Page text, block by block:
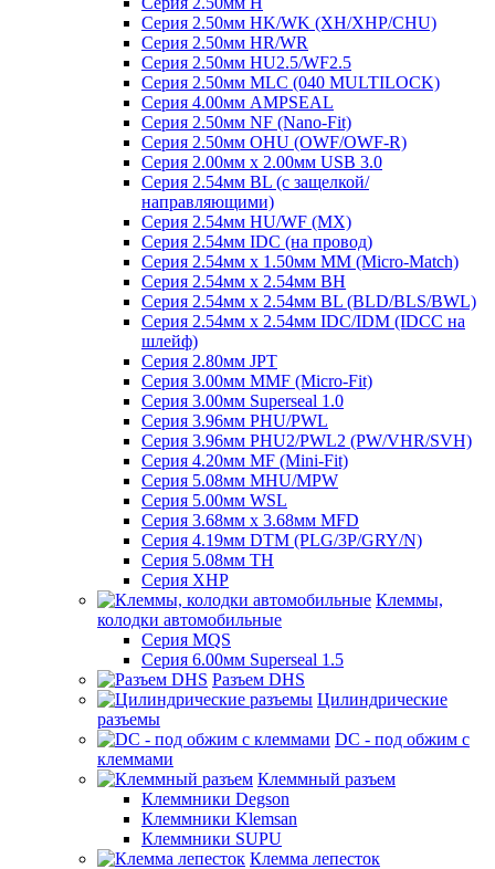
Серия 2.50мм HK/WK (XH/XHP/CHU)
Серия 2.50мм HR/WR
Серия 2.50мм HU2.5/WF2.5
Серия 2.50мм MLC (040 MULTILOCK)
Серия 4.00мм AMPSEAL
Серия 2.50мм NF (Nano-Fit)
Серия 2.50мм OHU (OWF/OWF-R)
Серия 2.00мм x 2.00мм USB 3.0
Серия 2.54мм BL (с защелкой/
направляющими)
Серия 2.54мм HU/WF (MX)
Серия 2.54мм IDC (на провод)
Серия 2.54мм х 1.50мм MM (Micro-Match)
Серия 2.54мм х 2.54мм BH
Серия 2.54мм х 2.54мм BL (BLD/BLS/BWL)
Серия 2.54мм х 2.54мм IDC/IDM (IDCC на
шлейф)
Серия 2.80мм JPT
Серия 3.00мм MMF (Micro-Fit)
Серия 3.00мм Superseal 1.0
Серия 3.96мм PHU/PWL
Серия 3.96мм PHU2/PWL2 (PW/VHR/SVH)
Серия 4.20мм MF (Mini-Fit)
Серия 5.08мм MHU/MPW
Серия 5.00мм WSL
Серия 3.68мм х 3.68мм MFD
Серия 4.19мм DTM (PLG/3P/GRY/N)
Серия 5.08мм TH
Серия XHP
Клеммы,
колодки автомобильные
Серия MQS
Серия 6.00мм Superseal 1.5
Разъем DHS
Цилиндрические
разъемы
DC - под обжим с
клеммами
Клеммный разъем
Клеммники Degson
Клеммники Klemsan
Клеммники SUPU
Клемма лепесток